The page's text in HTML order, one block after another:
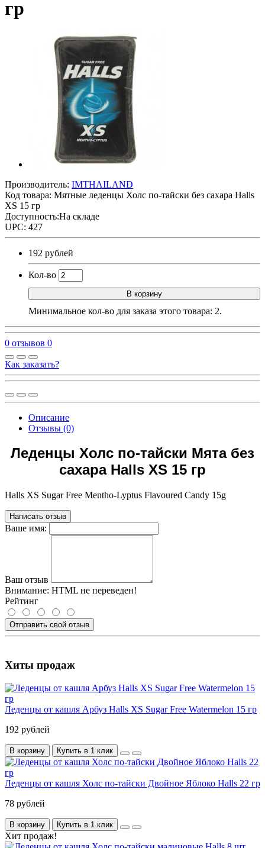
гр
Производитель: IMTHAILAND
Код товара: Мятные леденцы Холс по-тайски без сахара Halls
XS 15 гр
Доступность:На складе
UPC: 427
192 рублей
Кол-во
В корзину
Минимальное кол-во для заказа этого товара: 2.
0 отзывов 0
Как заказать?
Описание
Отзывы (0)
Леденцы Холс по-тайски Мята без
сахара Halls XS 15 гр
Halls XS Sugar Free Mentho-Lyptus Flavoured Candy 15g
Написать отзыв
Ваше имя:
Ваш отзыв
Внимание: HTML не переведен!
Рейтинг
Отправить свой отзыв
Хиты продаж
Леденцы от кашля Арбуз Halls XS Sugar Free Watermelon 15 гр
192 рублей
В корзину Купить в 1 клик
Леденцы от кашля Холс по-тайски Двойное Яблоко Halls 22 гр
78 рублей
В корзину Купить в 1 клик
Хит продаж!